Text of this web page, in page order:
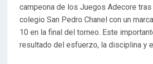
campeona de los Juegos Adecore tras
colegio San Pedro Chanel con un
10 en la final del torneo. Este
resultado del esfuerzo, la disciplina y